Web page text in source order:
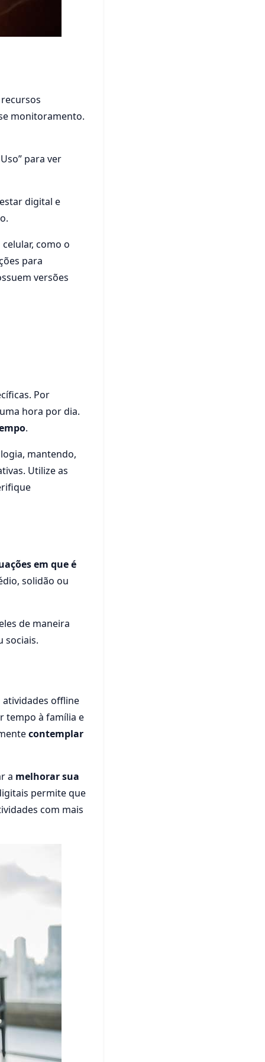
monitoramento.
para ver
digital e
como o
para
versões
Por
hora por dia.
.
mantendo,
Utilize as
em que é
solidão ou
de maneira
sociais.
atividades offline
tempo à família e
contemplar
a melhorar sua
permite que
com mais